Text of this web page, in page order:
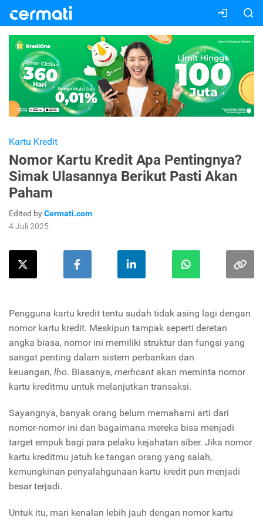
Kartu Kredit
Nomor Kartu Kredit Apa Pentingnya?
Simak Ulasannya Berikut Pasti Akan
Paham
Edited byCermati.com
4 Juli 2025
Pengguna kartu kredit tentu sudah tidak asing lagi dengan
nomor kartu kredit. Meskipun tampak seperti deretan
angka biasa, nomor ini memiliki struktur dan fungsi yang
sangat penting dalam sistem perbankan dan
keuangan, lho. Biasanya, merhcant akan meminta nomor
kartu kreditmu untuk melanjutkan transaksi.
Sayangnya, banyak orang belum memahami arti dari
nomor-nomor ini dan bagaimana mereka bisa menjadi
target empuk bagi para pelaku kejahatan siber. Jika nomor
kartu kreditmu jatuh ke tangan orang yang salah,
kemungkinan penyalahgunaan kartu kredit pun menjadi
besar terjadi.
Untuk itu, mari kenalan lebih jauh dengan nomor kartu